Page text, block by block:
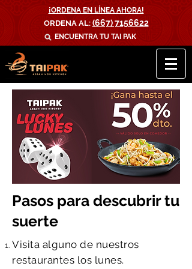
¡ORDENA EN LÍNEA AHORA!
ORDENA AL: (667) 7156622
ENCUENTRA TU TAI PAK
Pasos para descubrir tu
suerte
Visita alguno de nuestros
restaurantes los lunes.